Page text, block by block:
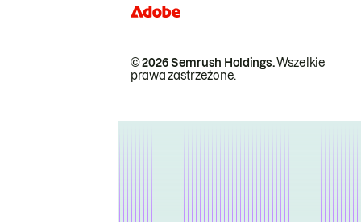
© 2026 Semrush Holdings.Wszelkie
prawa zastrzeżone.